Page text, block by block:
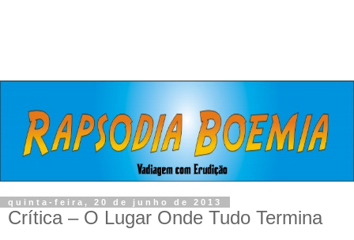
quinta-feira, 20 de junho de 2013
Crítica – O Lugar Onde Tudo Termina